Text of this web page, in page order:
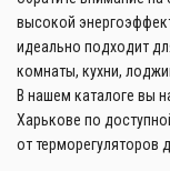
высокой
идеально подходит
комнаты, кухни,
В нашем каталоге вы
Харькове по
от терморегуляторов